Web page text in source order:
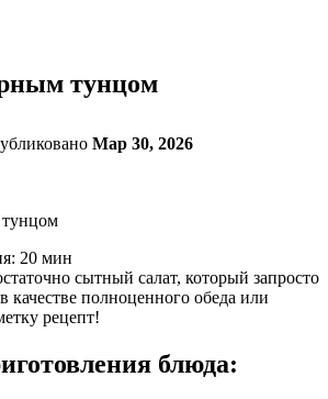
тунцом
Мар 30, 2026
20 мин
сытный салат, который запросто
качестве полноценного обеда или
рецепт!
блюда: